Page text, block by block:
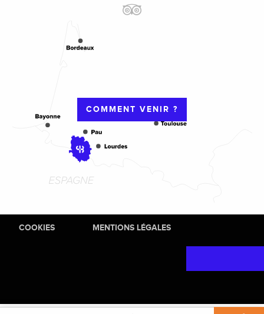
COMMENT VENIR ?
COOKIES MENTIONS LÉGALES